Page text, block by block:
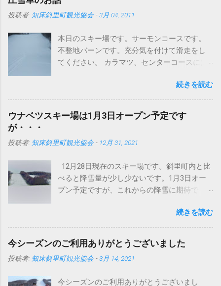
投稿者: 知床斜里町観光協会 -3月 04, 2011
本日のスキー場です。サーモンコースです。
不整地バーンです。充分気を付けて滑走をし
てください。 カラマツ、センターコースには
写真をどうぞ タイヤが地形に合わせて滑らか
に動いています。おかげでドンという振動が
なくなりました。 今までは、登ったら車体ご
と空に向かって、頂点から今度は地面にドン
います。しっかり接地面をとらえてるという
のメーカーもこんなの当たり前かもしれませ
んが・・・ このブログで何回か紹介していま
すが、イタリアプリノート社製バイソンＸ
はウシ科バイソン属の大形の野牛で、肩が盛
り上がり頭は巨大。ヨーロッパバイソンと、
これよりやや大形でバッファローともよばれ
たがって直訳すると野牛Ｘです。（メーカー
続きを読む
ウナベツスキー場は1月3日オープン予定です
が・・・
投稿者: 知床斜里町観光協会 - 12月 31, 2021
12月28日現在のスキー場です。斜里町内と比
べると降雪量が少し少ないです。1月3日オー
プン予定ですが、これからの降雪に期待で
る可能性もございます。 スキー場の営業状況
は今後、 公式ツイッター にて発信します。今
シーズンもよろしくお願いします。
https://twitter.com/unabetsu_ski
続きを読む
今シーズンのご利用ありがとうございました
投稿者: 知床斜里町観光協会 -3月 14, 2021
今シーズンのご利用ありがとうございまし